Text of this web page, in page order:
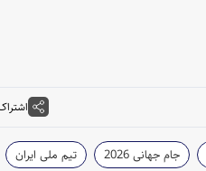
جام جهانی 2026 تیم ملی ایران